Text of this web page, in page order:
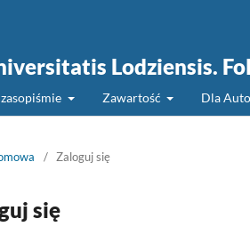
Lodziensis.
Zawartość Dla
/ Zaloguj się
się